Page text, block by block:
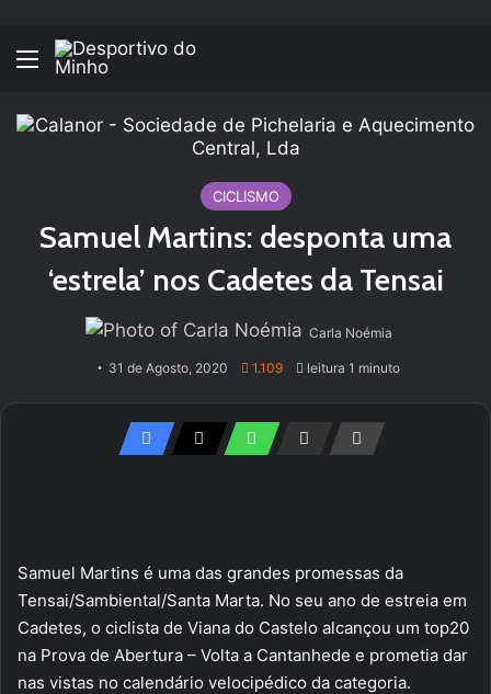
Menu
CICLISMO
Samuel Martins: desponta uma
‘estrela’ nos Cadetes da Tensai
Carla Noémia
31 de Agosto, 2020 1.109 leitura 1 minuto
Samuel Martins é uma das grandes promessas da
Tensai/Sambiental/Santa Marta. No seu ano de estreia em
Cadetes, o ciclista de Viana do Castelo alcançou um top20
na Prova de Abertura – Volta a Cantanhede e prometia dar
nas vistas no calendário velocipédico da categoria.